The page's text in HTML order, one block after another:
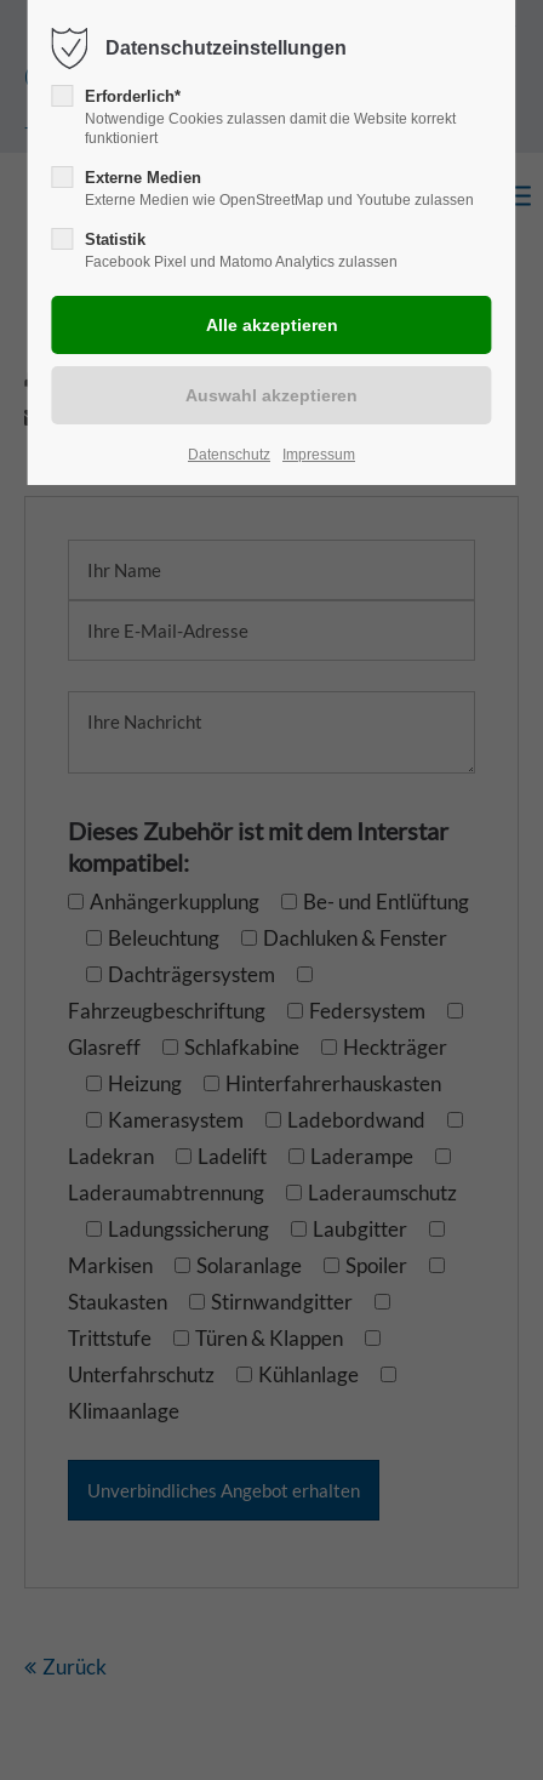
+49
(0)251 322 631
- 0
Dieses Zubehör ist mit dem Interstar
kompatibel:
Anhängerkupplung
Be- und Entlüftung
Beleuchtung
Dachluken & Fenster
Dachträgersystem
Fahrzeugbeschriftung
Federsystem
Glasreff
Schlafkabine
Heckträger
Heizung
Hinterfahrerhauskasten
Kamerasystem
Ladebordwand
Ladekran
Ladelift
Laderampe
Laderaumabtrennung
Laderaumschutz
Ladungssicherung
Laubgitter
Markisen
Solaranlage
Spoiler
Staukasten
Stirnwandgitter
Trittstufe
Türen & Klappen
Unterfahrschutz
Kühlanlage
Klimaanlage
Zurück
Datenschutzeinstellungen
Erforderlich*
Notwendige Cookies zulassen damit die Website korrekt
funktioniert
Externe Medien
Externe Medien wie OpenStreetMap und Youtube zulassen
Statistik
Facebook Pixel und Matomo Analytics zulassen
Datenschutz Impressum